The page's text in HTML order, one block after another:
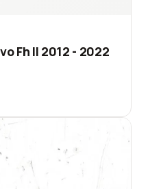
Fh II 2012 - 2022